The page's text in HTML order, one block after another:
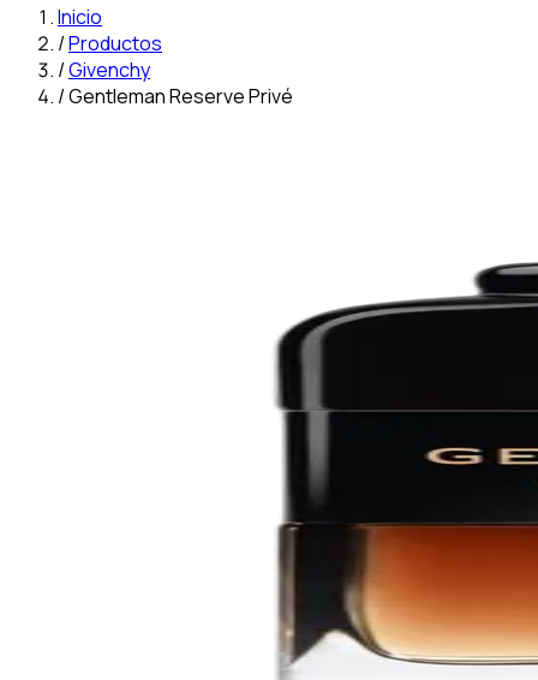
Inicio
/Productos
/Givenchy
/Gentleman Reserve Privé